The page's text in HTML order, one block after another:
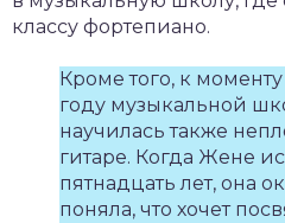
классу фортепиано.
Кроме того, к
году музыкальной
научилась также
гитаре. Когда Жене
пятнадцать лет, она
поняла, что хочет